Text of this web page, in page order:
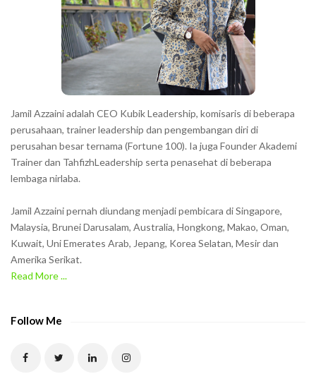
Jamil Azzaini adalah CEO Kubik Leadership, komisaris di beberapa
perusahaan, trainer leadership dan pengembangan diri di
perusahan besar ternama (Fortune 100). Ia juga Founder Akademi
Trainer dan TahfizhLeadership serta penasehat di beberapa
lembaga nirlaba.
Jamil Azzaini pernah diundang menjadi pembicara di Singapore,
Malaysia, Brunei Darusalam, Australia, Hongkong, Makao, Oman,
Kuwait, Uni Emerates Arab, Jepang, Korea Selatan, Mesir dan
Amerika Serikat.
Read More ...
Follow Me